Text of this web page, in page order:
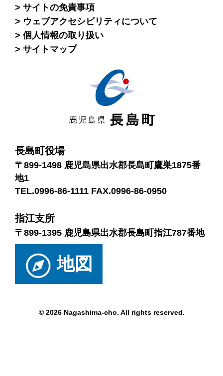
サイトの免責事項
ウェブアクセシビリティについて
個人情報の取り扱い
サイトマップ
長島町役場
〒899-1498 鹿児島県出水郡長島町鷹巣1875番
地1
TEL.0996-86-1111 FAX.0996-86-0950
指江支所
〒899-1395 鹿児島県出水郡長島町指江787番地
地図
© 2026 Nagashima-cho. All rights reserved.